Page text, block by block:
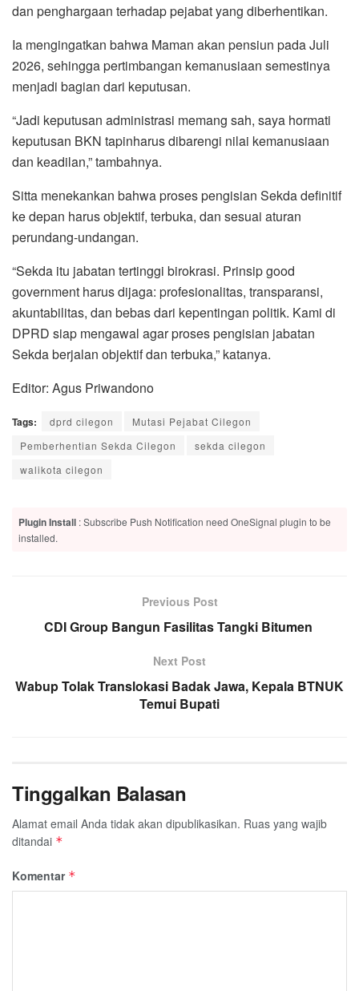
dan penghargaan terhadap pejabat yang diberhentikan.
Ia mengingatkan bahwa Maman akan pensiun pada Juli
2026, sehingga pertimbangan kemanusiaan semestinya
menjadi bagian dari keputusan.
“Jadi keputusan administrasi memang sah, saya hormati
keputusan BKN tapinharus dibarengi nilai kemanusiaan
dan keadilan,” tambahnya.
Sitta menekankan bahwa proses pengisian Sekda definitif
ke depan harus objektif, terbuka, dan sesuai aturan
perundang-undangan.
“Sekda itu jabatan tertinggi birokrasi. Prinsip good
government harus dijaga: profesionalitas, transparansi,
akuntabilitas, dan bebas dari kepentingan politik. Kami di
DPRD siap mengawal agar proses pengisian jabatan
Sekda berjalan objektif dan terbuka,” katanya.
Editor: Agus Priwandono
Tags: dprd cilegon
Mutasi Pejabat Cilegon
Pemberhentian Sekda Cilegon
sekda cilegon
walikota cilegon
Plugin Install : Subscribe Push Notification need OneSignal plugin to be
installed.
Previous Post
CDI Group Bangun Fasilitas Tangki Bitumen
Next Post
Wabup Tolak Translokasi Badak Jawa, Kepala BTNUK
Temui Bupati
Tinggalkan Balasan
Alamat email Anda tidak akan dipublikasikan. Ruas yang wajib
ditandai *
Komentar *